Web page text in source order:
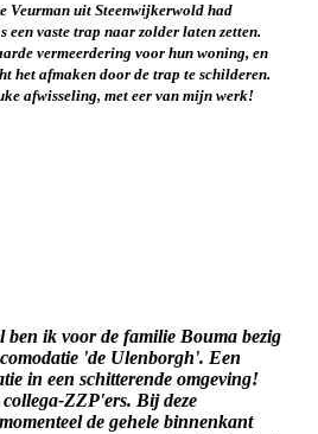
Veurman uit Steenwijkerwold had
een vaste trap naar zolder laten zetten.
vermeerdering voor hun woning, en
het afmaken door de trap te schilderen.
afwisseling, met eer van mijn werk!
ben ik voor de familie Bouma bezig
'de Ulenborgh'. Een
in een schitterende omgeving!
ZZP'ers. Bij deze
de gehele binnenkant